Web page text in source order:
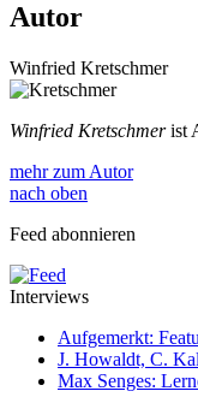
Autor
Winfried Kretschmer
Winfried Kretschmerist
mehr zum Autor
nach oben
Feed abonnieren
Interviews
Aufgemerkt:
J. Howaldt, C.
Max Senges: